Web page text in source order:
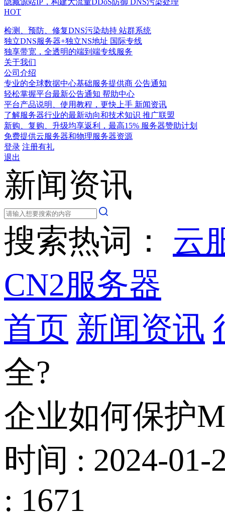
隐藏源站IP，构建大流量DDoS防御
DNS污染处理
HOT
检测、预防、修复DNS污染劫持 站群系统
独立DNS服务器+独立NS地址 国际专线
独享带宽，全透明的端到端专线服务
关于我们
公司介绍
专业的全球数据中心基础服务提供商 公告通知
轻松掌握平台最新公告通知 帮助中心
平台产品说明、使用教程，更快上手 新闻资讯
了解服务器行业的最新动向和技术知识 推广联盟
新购、复购、升级均享返利，最高15% 服务器赞助计划
免费提供云服务器和物理服务器资源
登录 注册有礼
退出
新闻资讯
搜索热词： 云
CN2服务器
首页 新闻资讯
全?
企业如何保护
时间 : 2024-01-
: 1671